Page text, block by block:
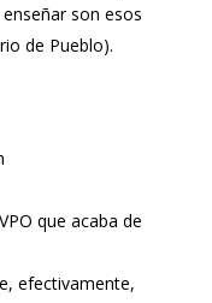
son esos
de Pueblo).
que acaba de
efectivamente,